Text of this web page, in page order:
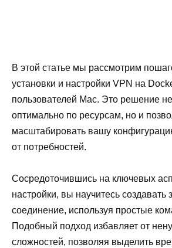
В этой статье мы рассмотрим
установки и настройки VPN на
пользователей Mac. Это решение
оптимально по ресурсам, но и
масштабировать вашу
от потребностей.
Сосредоточившись на ключевых
настройки, вы научитесь
соединение, используя простые
Подобный подход избавляет от
сложностей, позволяя выделить